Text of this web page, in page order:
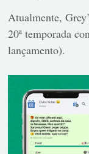
Atualmente,
20ª temporada
lançamento).